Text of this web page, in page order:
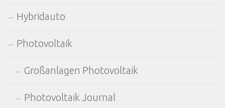
Hybridauto
Photovoltaik
Großanlagen Photovoltaik
Photovoltaik Journal